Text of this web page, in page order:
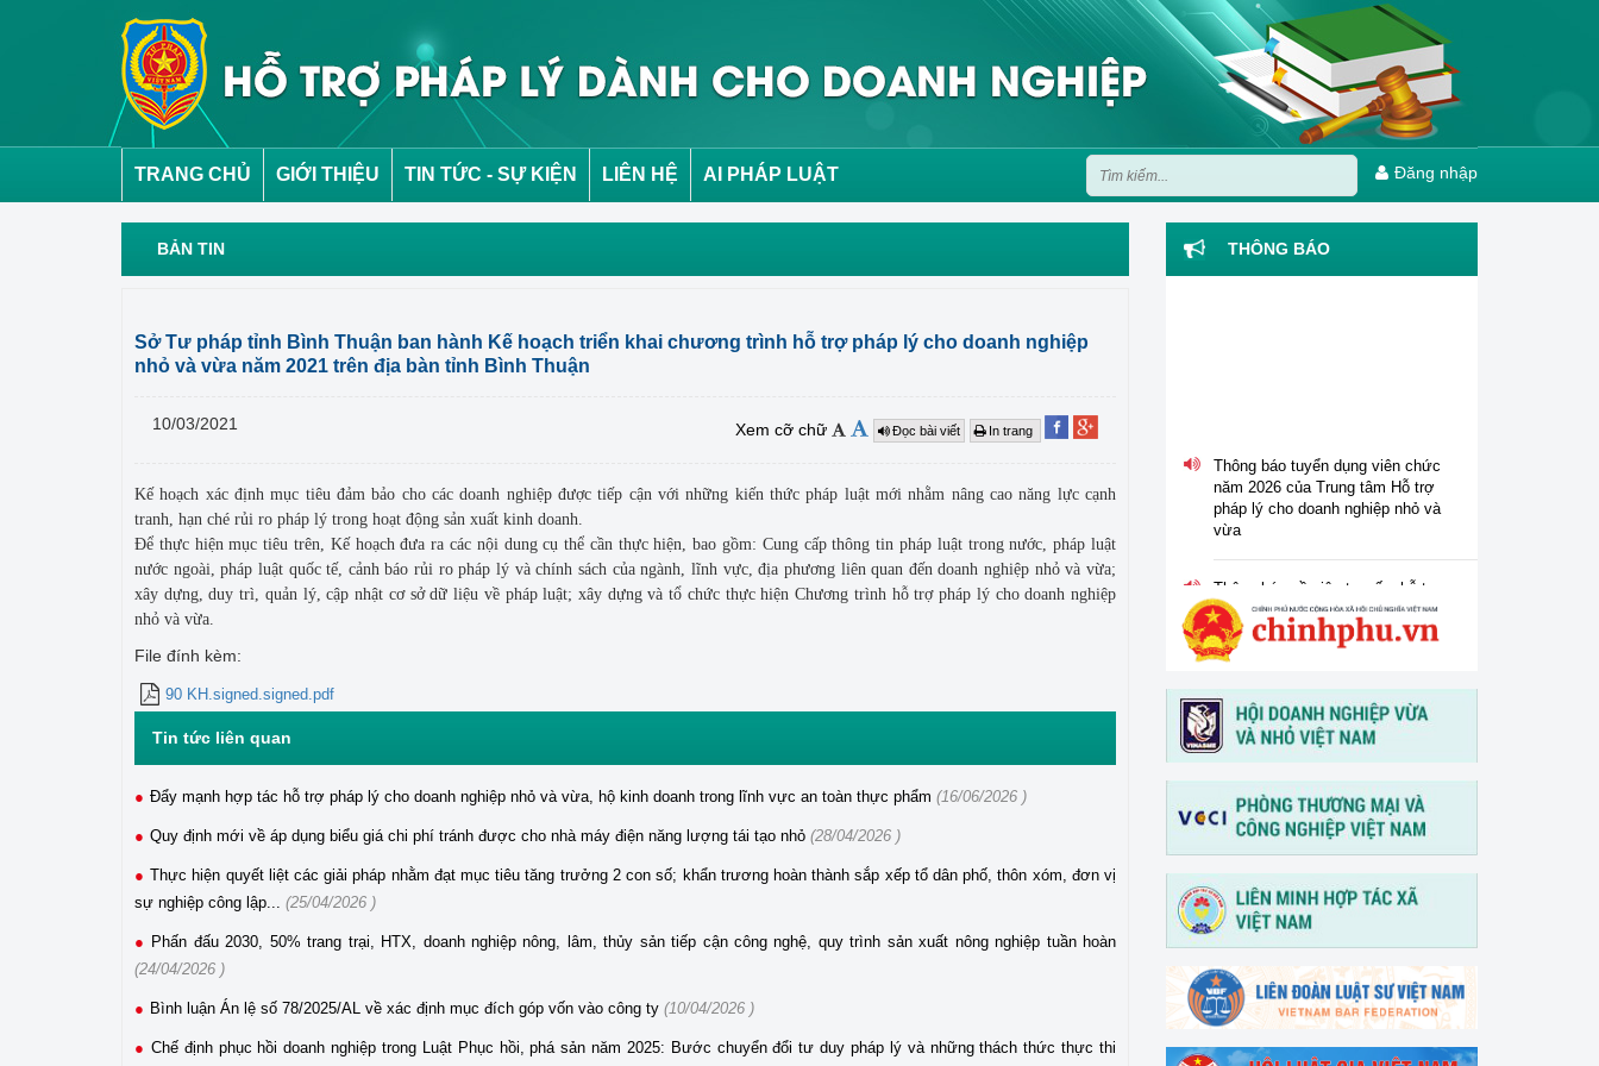
TRANG CHỦ GIỚI THIỆU TIN TỨC - SỰ KIỆN LIÊN HỆ AI PHÁP LUẬT Đăng nhập
BẢN TIN
Sở Tư pháp tỉnh Bình Thuận ban hành Kế hoạch triển khai chương trình hỗ trợ pháp lý cho doanh nghiệp
nhỏ và vừa năm 2021 trên địa bàn tỉnh Bình Thuận
10/03/2021 Xem cỡ chữ Đọc bài viết In trang
Kế hoạch xác định mục tiêu đảm bảo cho các doanh nghiệp được tiếp cận với những kiến thức pháp luật mới nhằm nâng cao năng lực cạnh
tranh, hạn ché rủi ro pháp lý trong hoạt động sản xuất kinh doanh.
Để thực hiện mục tiêu trên, Kế hoạch đưa ra các nội dung cụ thể cần thực hiện, bao gồm: Cung cấp thông tin pháp luật trong nước, pháp luật
nước ngoài, pháp luật quốc tế, cảnh báo rủi ro pháp lý và chính sách của ngành, lĩnh vực, địa phương liên quan đến doanh nghiệp nhỏ và vừa;
xây dựng, duy trì, quản lý, cập nhật cơ sở dữ liệu về pháp luật; xây dựng và tổ chức thực hiện Chương trình hỗ trợ pháp lý cho doanh nghiệp
nhỏ và vừa.
File đính kèm:
90 KH.signed.signed.pdf
Tin tức liên quan
Đẩy mạnh hợp tác hỗ trợ pháp lý cho doanh nghiệp nhỏ và vừa, hộ kinh doanh trong lĩnh vực an toàn thực phẩm (16/06/2026 )
Quy định mới về áp dụng biểu giá chi phí tránh được cho nhà máy điện năng lượng tái tạo nhỏ (28/04/2026 )
Thực hiện quyết liệt các giải pháp nhằm đạt mục tiêu tăng trưởng 2 con số; khẩn trương hoàn thành sắp xếp tổ dân phố, thôn xóm, đơn vị
sự nghiệp công lập... (25/04/2026 )
Phấn đấu 2030, 50% trang trại, HTX, doanh nghiệp nông, lâm, thủy sản tiếp cận công nghệ, quy trình sản xuất nông nghiệp tuần hoàn
(24/04/2026 )
Bình luận Án lệ số 78/2025/AL về xác định mục đích góp vốn vào công ty (10/04/2026 )
Chế định phục hồi doanh nghiệp trong Luật Phục hồi, phá sản năm 2025: Bước chuyển đổi tư duy pháp lý và những thách thức thực thi
THÔNG BÁO
Thông báo tuyển dụng viên chức
năm 2026 của Trung tâm Hỗ trợ
pháp lý cho doanh nghiệp nhỏ và
vừa
Thông báo về việc tư vấn, hỗ trợ
pháp lý đối với Công ty CP Xi
măng Vicem Hoàng Mai
Hùng Vương, ngày Chiến thắng
30/4 và ngày Quốc tế Lao động
01/5 năm 2026
Tổ chức Hội nghị tập huấn "Tư
vấn, hỗ trợ pháp lý cho phụ nữ
V/v thông tin và đề nghị phối
hợp triển khai hoạt động của
Trung tâm Hỗ trợ pháp lý cho
doanh nghiệp nhỏ và vừa